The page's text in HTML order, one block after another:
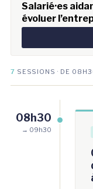
Salarié·es
évoluer
7 SESSIONS · DE
08h30
→ 09h30